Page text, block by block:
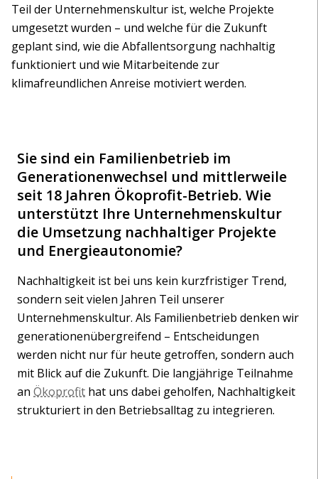
Teil der Unternehmenskultur ist, welche Projekte
umgesetzt wurden – und welche für die Zukunft
geplant sind, wie die Abfallentsorgung nachhaltig
funktioniert und wie Mitarbeitende zur
klimafreundlichen Anreise motiviert werden.
Sie sind ein Familienbetrieb im
Generationenwechsel und mittlerweile
seit 18 Jahren Ökoprofit-Betrieb. Wie
unterstützt Ihre Unternehmenskultur
die Umsetzung nachhaltiger Projekte
und Energieautonomie?
Nachhaltigkeit ist bei uns kein kurzfristiger Trend,
sondern seit vielen Jahren Teil unserer
Unternehmenskultur. Als Familienbetrieb denken wir
generationenübergreifend – Entscheidungen
werden nicht nur für heute getroffen, sondern auch
mit Blick auf die Zukunft. Die langjährige Teilnahme
an Ökoprofit hat uns dabei geholfen, Nachhaltigkeit
strukturiert in den Betriebsalltag zu integrieren.